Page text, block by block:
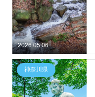
2026.05.06
神奈川県